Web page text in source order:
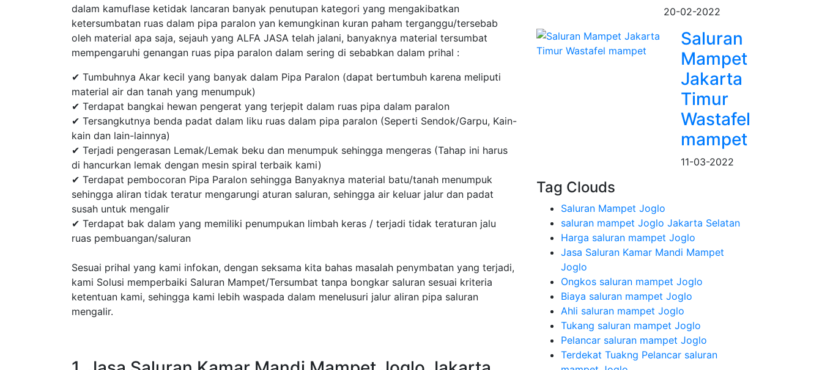
dalam kamuflase ketidak lancaran banyak penutupan kategori yang mengakibatkan
ketersumbatan ruas dalam pipa paralon yan kemungkinan kuran paham terganggu/tersebab
oleh material apa saja, sejauh yang ALFA JASA telah jalani, banyaknya material tersumbat
mempengaruhi genangan ruas pipa paralon dalam sering di sebabkan dalam prihal :
✔ Tumbuhnya Akar kecil yang banyak dalam Pipa Paralon (dapat bertumbuh karena meliputi
material air dan tanah yang menumpuk)
✔ Terdapat bangkai hewan pengerat yang terjepit dalam ruas pipa dalam paralon
✔ Tersangkutnya benda padat dalam liku ruas dalam pipa paralon (Seperti Sendok/Garpu, Kain-
kain dan lain-lainnya)
✔ Terjadi pengerasan Lemak/Lemak beku dan menumpuk sehingga mengeras (Tahap ini harus
di hancurkan lemak dengan mesin spiral terbaik kami)
✔ Terdapat pembocoran Pipa Paralon sehingga Banyaknya material batu/tanah menumpuk
sehingga aliran tidak teratur mengarungi aturan saluran, sehingga air keluar jalur dan padat
susah untuk mengalir
✔ Terdapat bak dalam yang memiliki penumpukan limbah keras / terjadi tidak teraturan jalu
ruas pembuangan/saluran
Sesuai prihal yang kami infokan, dengan seksama kita bahas masalah penymbatan yang terjadi,
kami Solusi memperbaiki Saluran Mampet/Tersumbat tanpa bongkar saluran sesuai kriteria
ketentuan kami, sehingga kami lebih waspada dalam menelusuri jalur aliran pipa saluran
mengalir.
20-02-2022
Saluran
Mampet
Jakarta
Timur
Wastafel
mampet
11-03-2022
Tag Clouds
Saluran Mampet Joglo
saluran mampet Joglo Jakarta Selatan
Harga saluran mampet Joglo
Jasa Saluran Kamar Mandi Mampet
Joglo
Ongkos saluran mampet Joglo
Biaya saluran mampet Joglo
Ahli saluran mampet Joglo
Tukang saluran mampet Joglo
Pelancar saluran mampet Joglo
Terdekat Tuakng Pelancar saluran